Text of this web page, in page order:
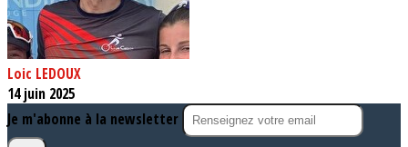
Loic LEDOUX
14 juin 2025
Je m'abonne à la newsletter